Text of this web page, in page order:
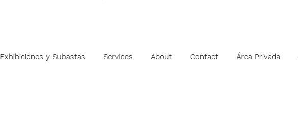
Exhibiciones y Subastas Services About Contact Área Privada